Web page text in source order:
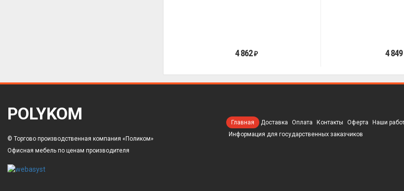
4 862 ₽ 4 849
POLYKOM
© Торгово производственная компания «Поликом»
Офисная мебель по ценам производителя
Главная Доставка Оплата Контакты Оферта
Наши
Информация для государственных заказчиков